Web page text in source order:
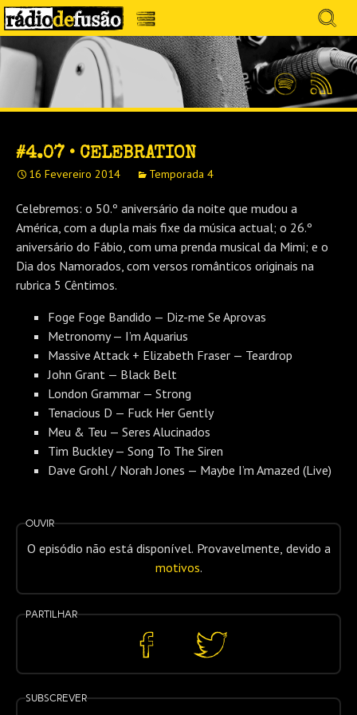
Avançar
para
o
conteúdo
Menu
Search
for:
RÁDIO DEFUSÃO
MÚSICA SEM PRECONCEITOS. CONVERSA
SEM PRETENSÕES.
SpotifyFeed
RSS
#4.07 • CELEBRATION
16 Fevereiro 2014 Temporada 4
Celebremos: o 50.º aniversário da noite que mudou a
América, com a dupla mais fixe da música actual; o 26.º
aniversário do Fábio, com uma prenda musical da Mimi; e o
Dia dos Namorados, com versos românticos originais na
rubrica 5 Cêntimos.
Foge Foge Bandido — Diz-me Se Aprovas
Metronomy — I’m Aquarius
Massive Attack + Elizabeth Fraser — Teardrop
John Grant — Black Belt
London Grammar — Strong
Tenacious D — Fuck Her Gently
Meu & Teu — Seres Alucinados
Tim Buckley — Song To The Siren
Dave Grohl / Norah Jones — Maybe I’m Amazed (Live)
Ouvir
O episódio não está disponível. Provavelmente, devido a
motivos.
Partilhar
Partilhar
no
Partilhar
no
Subscrever